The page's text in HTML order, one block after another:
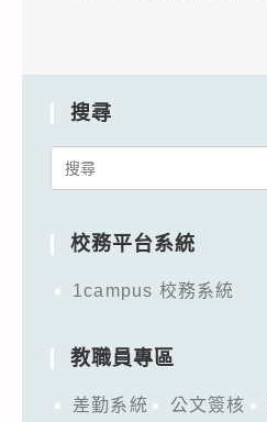
搜尋
Search
校務平台系統
1campus 校務系統
教職員專區
差勤系統 公文簽核